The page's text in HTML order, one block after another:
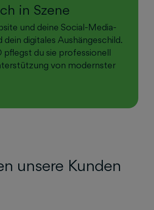
in Szene
und deine Social-Media-
dein digitales Aushängeschild.
pflegst du sie professionell
von modernster
unsere Kunden